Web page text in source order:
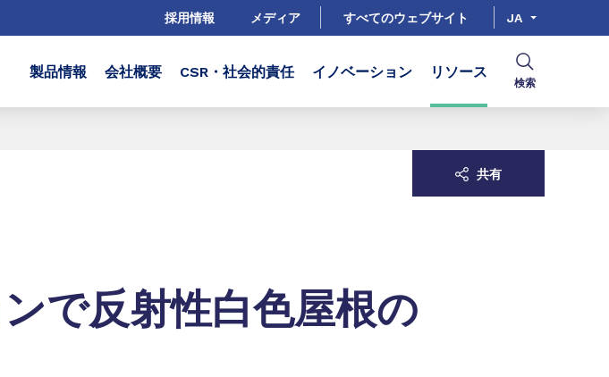
採用情報 メディア すべてのウェブサイト JA
製品情報 会社概要 CSR・社会的責任 イノベーション リソース
検索
で反射性白色屋根の
共有